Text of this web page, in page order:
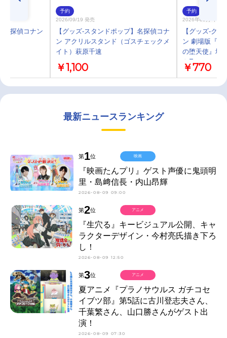
名探偵コナン
予約
2026/09/19 発売
【グッズ-スタンドポップ】名探偵コナ
ン アクリルスタンド（ゴスチェックメ
イト）萩原千速
￥1,100
予約
2026年09月 中旬
【グッズ-ク
ン 劇場版『名
の堕天使』場
トE
￥770
最新ニュースランキング
第1位
『映画たんプリ』ゲスト声優に鬼頭明
里・島﨑信長・内山昂輝
2026-08-09 09:00
映画
第2位
『生穴る』キービジュアル公開、キャ
ラクターデザイン・今村亮氏描き下ろ
し！
2026-08-09 12:50
アニメ
第3位
夏アニメ『プラノサウルス ガチコセ
イブツ部』第5話に古川登志夫さん、
千葉繁さん、山口勝さんがゲスト出
演！
2026-08-09 07:30
アニメ